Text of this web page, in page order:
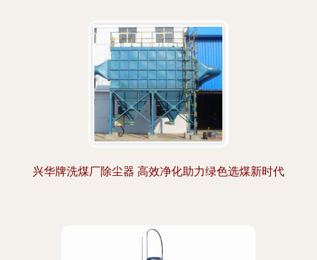
兴华牌洗煤厂除尘器 高效净化助力绿色选煤新时代